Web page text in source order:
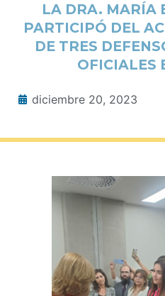
LA DRA. MARÍA
PARTICIPÓ DEL
DE TRES
OFICIALES
diciembre 20, 2023